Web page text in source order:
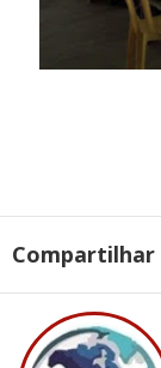
Compartilhar